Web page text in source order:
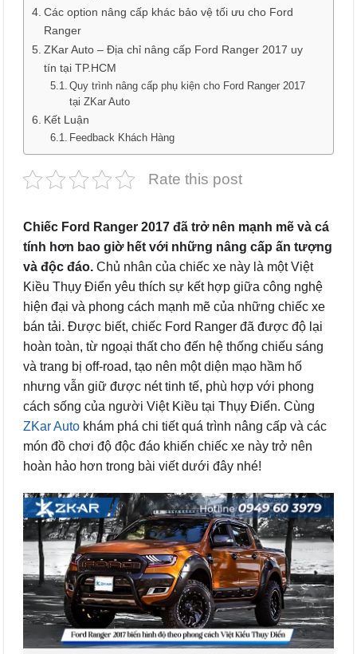
Các option nâng cấp khác bảo vệ tối ưu cho Ford
Ranger
ZKar Auto – Địa chỉ nâng cấp Ford Ranger 2017 uy
tín tại TP.HCM
Quy trình nâng cấp phụ kiện cho Ford Ranger 2017
tại ZKar Auto
Kết Luận
Feedback Khách Hàng
Rate this post
Chiếc Ford Ranger 2017 đã trở nên mạnh mẽ và cá
tính hơn bao giờ hết với những nâng cấp ấn tượng
và độc đáo. Chủ nhân của chiếc xe này là một Việt
Kiều Thụy Điển yêu thích sự kết hợp giữa công nghệ
hiện đại và phong cách mạnh mẽ của những chiếc xe
bán tải. Được biết, chiếc Ford Ranger đã được độ lại
hoàn toàn, từ ngoại thất cho đến hệ thống chiếu sáng
và trang bị off-road, tạo nên một diện mạo hầm hố
nhưng vẫn giữ được nét tinh tế, phù hợp với phong
cách sống của người Việt Kiều tại Thụy Điển. Cùng
ZKar Auto khám phá chi tiết quá trình nâng cấp và các
món đồ chơi độ độc đáo khiến chiếc xe này trở nên
hoàn hảo hơn trong bài viết dưới đây nhé!